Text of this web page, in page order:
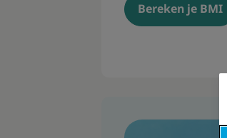
Bereken je BMI​